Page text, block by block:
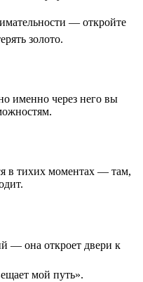
— откройте
золото.
именно через него вы
в тихих моментах — там,
— она откроет двери к
мой путь».